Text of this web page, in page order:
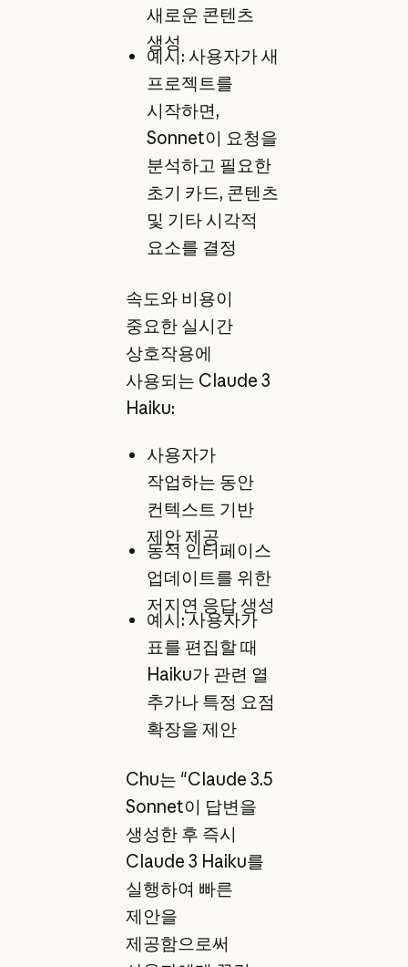
새로운 콘텐츠
생성
예시: 사용자가 새
프로젝트를
시작하면,
Sonnet이 요청을
분석하고 필요한
초기 카드, 콘텐츠
및 기타 시각적
요소를 결정
속도와 비용이
중요한 실시간
상호작용에
사용되는 Claude 3
Haiku:
사용자가
작업하는 동안
컨텍스트 기반
제안 제공
동적 인터페이스
업데이트를 위한
저지연 응답 생성
예시: 사용자가
표를 편집할 때
Haiku가 관련 열
추가나 특정 요점
확장을 제안
Chu는 "Claude 3.5
Sonnet이 답변을
생성한 후 즉시
Claude 3 Haiku를
실행하여 빠른
제안을
제공함으로써